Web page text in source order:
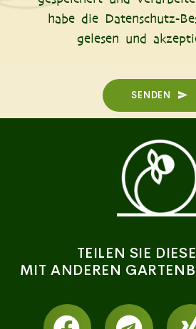
habe die Datenschutz-
gelesen und
SENDEN
TEILEN SIE
MIT ANDEREN